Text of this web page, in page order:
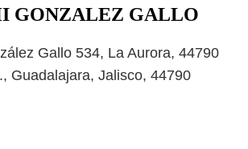
GONZALEZ GALLO
Gallo 534, La Aurora, 44790
Guadalajara, Jalisco, 44790